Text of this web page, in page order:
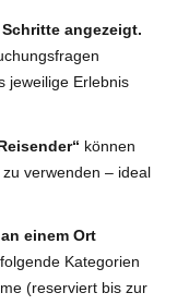
angezeigt.
jeweilige Erlebnis
können
verwenden – ideal
einem Ort
Kategorien
(reserviert bis zur